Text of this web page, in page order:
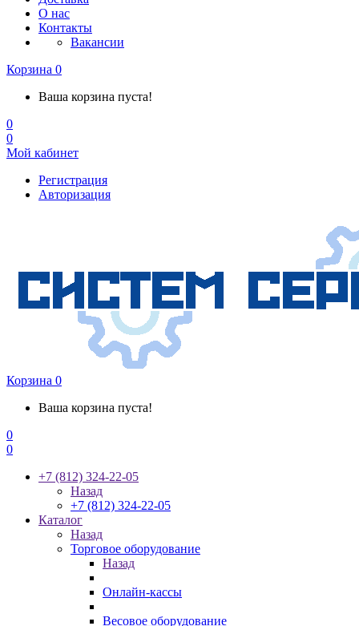
О нас
Контакты
Вакансии
Корзина 0
Ваша корзина пуста!
0
0
Мой кабинет
Регистрация
Авторизация
Корзина 0
Ваша корзина пуста!
0
0
+7 (812) 324-22-05
Назад
+7 (812) 324-22-05
Каталог
Назад
Торговое оборудование
Назад
Онлайн-кассы
Весовое оборудование